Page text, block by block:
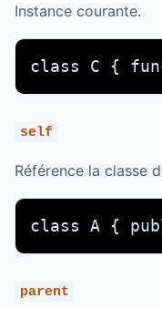
Instance courante.
class C {
self
Référence la classe
class A {
parent